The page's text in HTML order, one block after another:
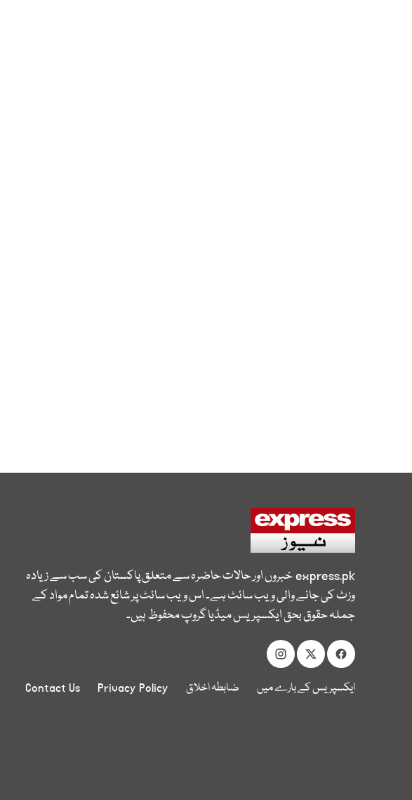
express.pkخبروں اور حالات حاضرہ سے متعلق پاکستان کی سب سے زیادہ
وزٹ کی جانے والی ویب سائٹ ہے۔ اس ویب سائٹ پر شائع شدہ تمام مواد کے
جملہ حقوق بحق ایکسپریس میڈیا گروپ محفوظ ہیں۔
ایکسپریس کے بارے میں ضابطہ اخلاق Privacy Policy
Contact Us